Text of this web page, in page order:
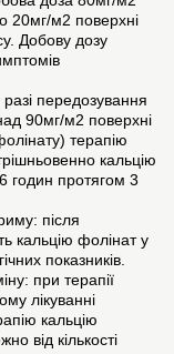
20мг/м2 поверхні
Добову дозу
передозування
90мг/м2 поверхні
терапію
кальцію
годин протягом 3
після
кальцію фолінат у
показників.
при терапії
лікуванні
кальцію
від кількості